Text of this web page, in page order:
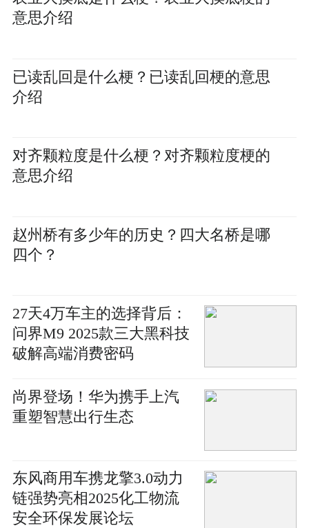
意思介绍
已读乱回是什么梗？已读乱回梗的意思
介绍
对齐颗粒度是什么梗？对齐颗粒度梗的
意思介绍
赵州桥有多少年的历史？四大名桥是哪
四个？
27天4万车主的选择背后：
问界M9 2025款三大黑科技
破解高端消费密码
尚界登场！华为携手上汽
重塑智慧出行生态
东风商用车携龙擎3.0动力
链强势亮相2025化工物流
安全环保发展论坛